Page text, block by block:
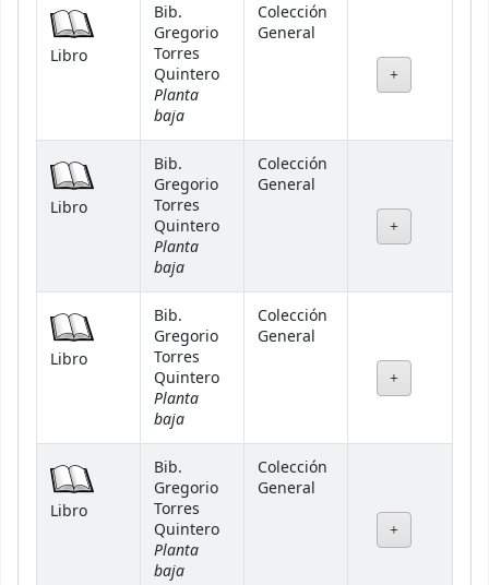
Libro
Bib.
Gregorio
Torres
Quintero
Planta
baja
Colección
General
Libro
Bib.
Gregorio
Torres
Quintero
Planta
baja
Colección
General
Libro
Bib.
Gregorio
Torres
Quintero
Planta
baja
Colección
General
Libro
Bib.
Gregorio
Torres
Quintero
Planta
baja
Colección
General